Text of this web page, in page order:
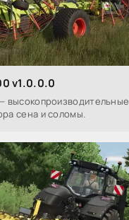
v1.0.0.0
высокопроизводительные
сена и соломы.